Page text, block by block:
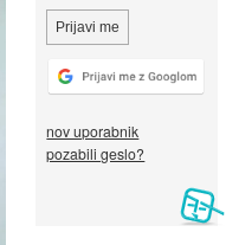
nov uporabnik
pozabili geslo?